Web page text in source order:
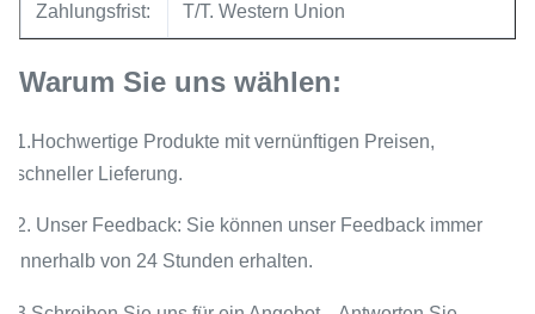
Zahlungsfrist: T/T. Western Union
Warum Sie uns wählen:
1.Hochwertige Produkte mit vernünftigen Preisen,
schneller Lieferung.
2. Unser Feedback: Sie können unser Feedback immer
innerhalb von 24 Stunden erhalten.